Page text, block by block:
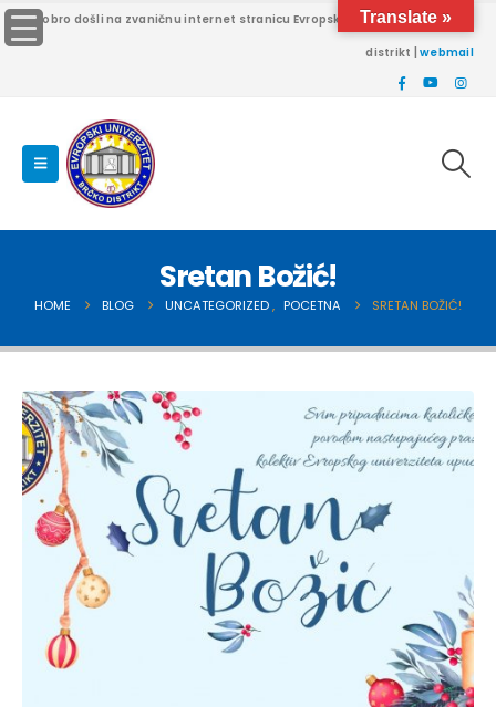
Dobro došli na zvaničnu internet stranicu Evropskog univerziteta Brčko
distrikt |webmail
Sretan Božić!
HOME BLOG UNCATEGORIZED, POCETNA SRETAN BOŽIĆ!
Translate »